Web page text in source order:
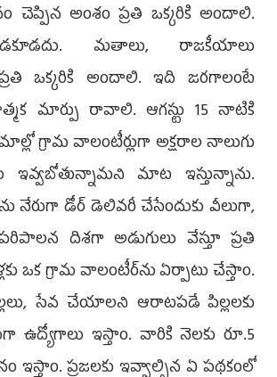
చెప్పిన అంశం ప్రతి ఒక్కరికి అందాలి.
మతాలు, రాజకీయాలు
ఒక్కరికి అందాలి. ఇది జరగాలంటే
మార్పు రావాలి. ఆగస్టు 15 నాటికి
గ్రామ వాలంటీర్లుగా అక్షరాల నాలుగు
ఇవ్వబోతున్నామని మాట ఇస్తున్నాను.
నేరుగా డోర్‌ డెలివరీ చేసేందుకు వీలుగా,
దిశగా అడుగులు వేస్తూ ప్రతి
ఒక గ్రామ వాలంటీర్‌ను ఏర్పాటు చేస్తాం.
సేవ చేయాలని ఆరాటపడే పిల్లలకు
ఉద్యోగాలు ఇస్తాం. వారికి నెలకు రూ.5
ఇస్తాం. ప్రజలకు ఇవ్వాల్సిన ఏ పథకంలో